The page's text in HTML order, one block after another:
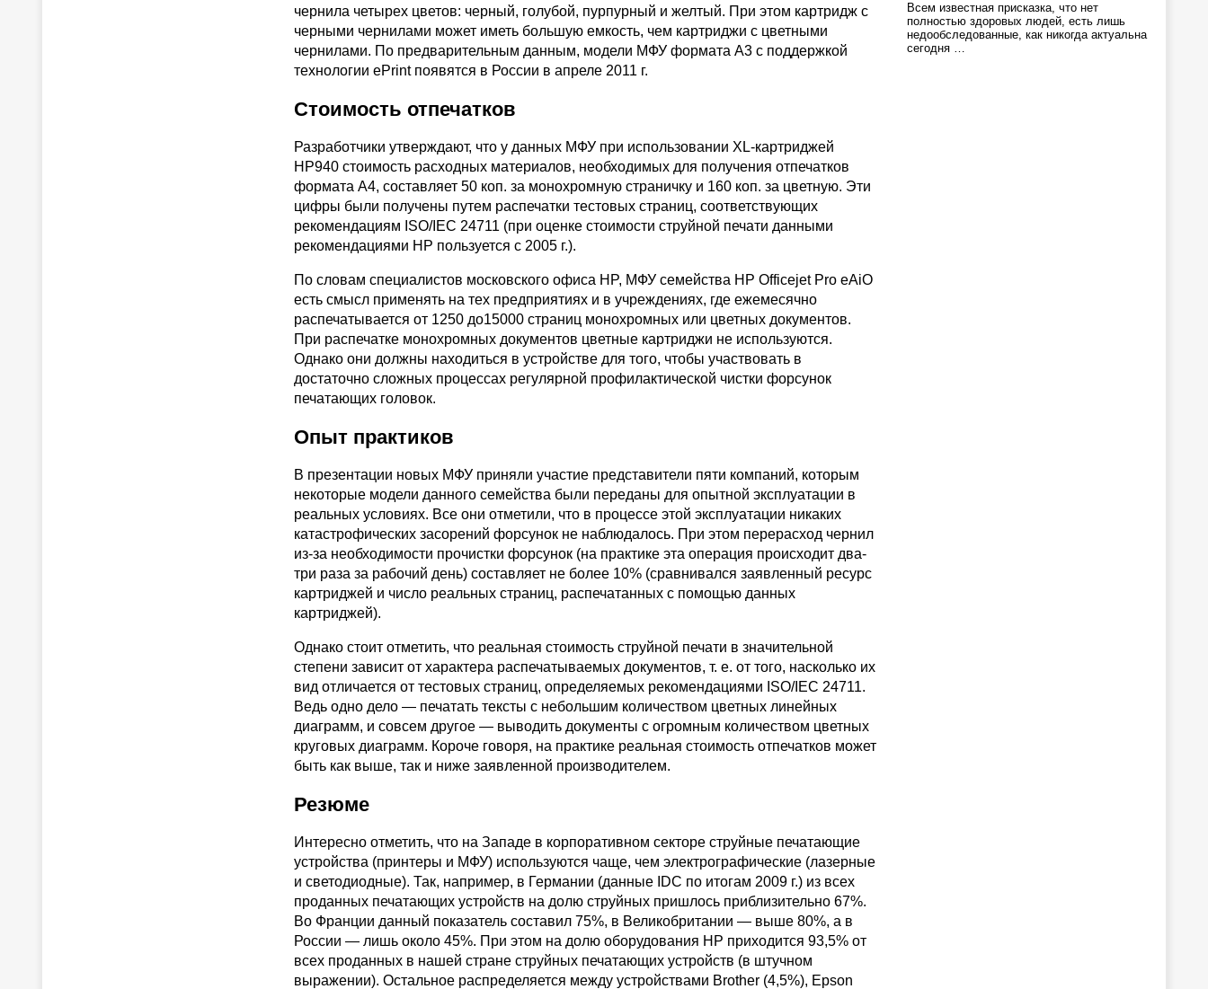
чернила четырех цветов: черный, голубой, пурпурный и желтый. При этом картридж с
черными чернилами может иметь большую емкость, чем картриджи с цветными
чернилами. По предварительным данным, модели МФУ формата A3 с поддержкой
технологии ePrint появятся в России в апреле 2011 г.
Стоимость отпечатков
Разработчики утверждают, что у данных МФУ при использовании XL-картриджей
HP940 стоимость расходных материалов, необходимых для получения отпечатков
формата A4, составляет 50 коп. за монохромную страничку и 160 коп. за цветную. Эти
цифры были получены путем распечатки тестовых страниц, соответствующих
рекомендациям ISO/IEC 24711 (при оценке стоимости струйной печати данными
рекомендациями HP пользуется с 2005 г.).
По словам специалистов московского офиса HP, МФУ семейства HP Officejet Pro eAiO
есть смысл применять на тех предприятиях и в учреждениях, где ежемесячно
распечатывается от 1250 до15000 страниц монохромных или цветных документов.
При распечатке монохромных документов цветные картриджи не используются.
Однако они должны находиться в устройстве для того, чтобы участвовать в
достаточно сложных процессах регулярной профилактической чистки форсунок
печатающих головок.
Опыт практиков
В презентации новых МФУ приняли участие представители пяти компаний, которым
некоторые модели данного семейства были переданы для опытной эксплуатации в
реальных условиях. Все они отметили, что в процессе этой эксплуатации никаких
катастрофических засорений форсунок не наблюдалось. При этом перерасход чернил
из-за необходимости прочистки форсунок (на практике эта операция происходит два-
три раза за рабочий день) составляет не более 10% (сравнивался заявленный ресурс
картриджей и число реальных страниц, распечатанных с помощью данных
картриджей).
Однако стоит отметить, что реальная стоимость струйной печати в значительной
степени зависит от характера распечатываемых документов, т. е. от того, насколько их
вид отличается от тестовых страниц, определяемых рекомендациями ISO/IEC 24711.
Ведь одно дело — печатать тексты с небольшим количеством цветных линейных
диаграмм, и совсем другое — выводить документы с огромным количеством цветных
круговых диаграмм. Короче говоря, на практике реальная стоимость отпечатков может
быть как выше, так и ниже заявленной производителем.
Резюме
Интересно отметить, что на Западе в корпоративном секторе струйные печатающие
устройства (принтеры и МФУ) используются чаще, чем электрографические (лазерные
и светодиодные). Так, например, в Германии (данные IDC по итогам 2009 г.) из всех
проданных печатающих устройств на долю струйных пришлось приблизительно 67%.
Во Франции данный показатель составил 75%, в Великобритании — выше 80%, а в
России — лишь около 45%. При этом на долю оборудования HP приходится 93,5% от
всех проданных в нашей стране струйных печатающих устройств (в штучном
выражении). Остальное распределяется между устройствами Brother (4,5%), Epson
Всем известная присказка, что нет
полностью здоровых людей, есть лишь
недообследованные, как никогда актуальна
сегодня …